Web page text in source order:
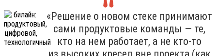
«Решение о новом стеке принимают
сами продуктовые команды — те,
кто на нем работает, а не кто-то